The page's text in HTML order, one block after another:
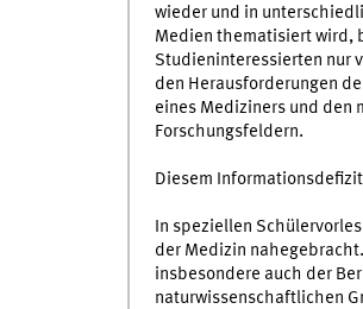
wieder und in
Medien thematisiert wird,
Studieninteressierten nur
den Herausforderungen
eines Mediziners und den
Forschungsfeldern.
Diesem
In speziellen
der Medizin
insbesondere auch der
naturwissenschaftlichen